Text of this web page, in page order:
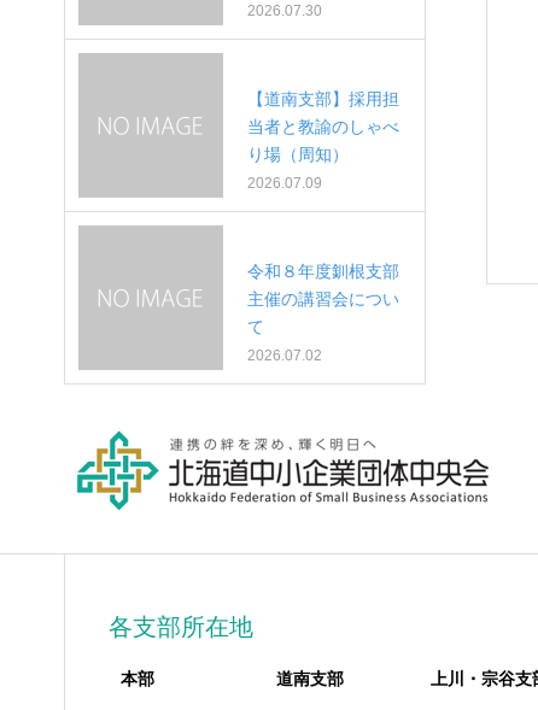
2026.07.30
【道南支部】採用担
当者と教諭のしゃべ
り場（周知）
2026.07.09
令和８年度釧根支部
主催の講習会につい
て
2026.07.02
各支部所在地
本部 道南支部 上川・宗谷支